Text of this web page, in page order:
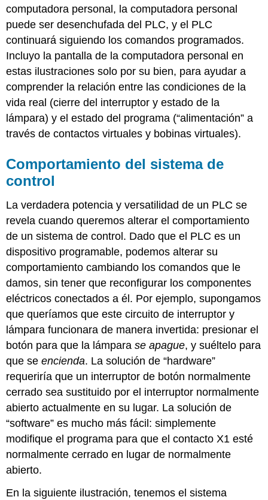
computadora personal, la computadora personal
puede ser desenchufada del PLC, y el PLC
continuará siguiendo los comandos programados.
Incluyo la pantalla de la computadora personal en
estas ilustraciones solo por su bien, para ayudar a
comprender la relación entre las condiciones de la
vida real (cierre del interruptor y estado de la
lámpara) y el estado del programa (“alimentación” a
través de contactos virtuales y bobinas virtuales).
Comportamiento del sistema de
control
La verdadera potencia y versatilidad de un PLC se
revela cuando queremos alterar el comportamiento
de un sistema de control. Dado que el PLC es un
dispositivo programable, podemos alterar su
comportamiento cambiando los comandos que le
damos, sin tener que reconfigurar los componentes
eléctricos conectados a él. Por ejemplo, supongamos
que queríamos que este circuito de interruptor y
lámpara funcionara de manera invertida: presionar el
botón para que la lámparase apague, y suéltelo para
que seencienda. La solución de “hardware”
requeriría que un interruptor de botón normalmente
cerrado sea sustituido por el interruptor normalmente
abierto actualmente en su lugar. La solución de
“software” es mucho más fácil: simplemente
modifique el programa para que el contacto X1 esté
normalmente cerrado en lugar de normalmente
abierto.
En la siguiente ilustración, tenemos el sistema